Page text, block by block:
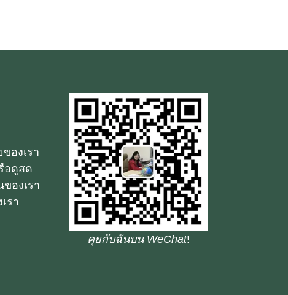
องเรา
อดูสด
องเรา
รา
คุยกับฉันบน WeChat!